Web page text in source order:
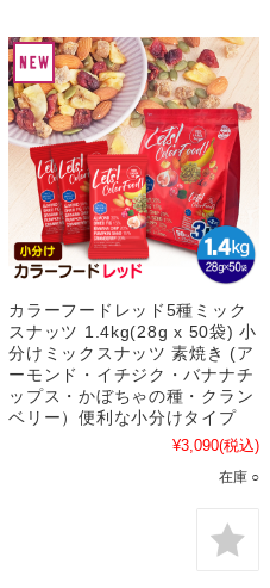
カラーフードレッド5種ミック
スナッツ 1.4kg(28g x 50袋) 小
分けミックスナッツ 素焼き (ア
ーモンド・イチジク・バナナチ
ップス・かぼちゃの種・クラン
ベリー）便利な小分けタイプ
¥3,090(税込)
在庫 ○